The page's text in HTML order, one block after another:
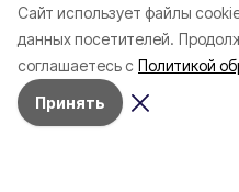
Cайт использует файлы
данных посетителей.
соглашаетесь с Политикой
Принять
Белгородской области
начала года